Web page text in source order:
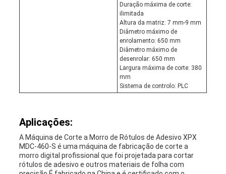
Duração máxima de corte:
ilimitada
Altura da matriz: 7 mm-9 mm
Diâmetro máximo de
enrolamento: 650 mm
Diâmetro máximo de
desenrolar: 650 mm
Largura máxima de corte: 380
mm
Sistema de controlo: PLC
Aplicações:
A Máquina de Corte a Morro de Rótulos de Adesivo XPX
MDC-460-S é uma máquina de fabricação de corte a
morro digital profissional que foi projetada para cortar
rótulos de adesivo e outros materiais de folha com